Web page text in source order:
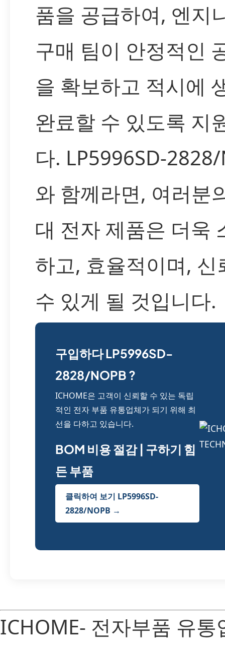
품을 공급하여, 엔지
구매 팀이 안정적인
을 확보하고 적시에
완료할 수 있도록 지
다. LP5996SD-
와 함께라면, 여러분
대 전자 제품은 더욱
하고, 효율적이며, 신
수 있게 될 것입니다.
구입하다 LP5996SD-
2828/NOPB ?
ICHOME은 고객이 신뢰할 수 있는 독립
적인 전자 부품 유통업체가 되기 위해 최
선을 다하고 있습니다.
BOM 비용 절감 | 구하기 힘
든 부품
클릭하여 보기 LP5996SD-
2828/NOPB →
ICHOME- 전자부품 유